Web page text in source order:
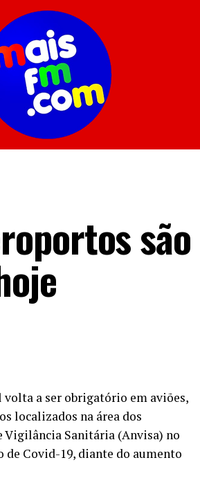
são
volta a ser obrigatório em aviões,
localizados na área dos
Vigilância Sanitária (Anvisa) no
Covid-19, diante do aumento